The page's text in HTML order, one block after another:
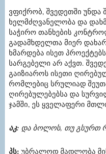
ვფიქრობ, შვედეთში უნდა
ხელმძღვანელობა და
საჭირო თანხების
გადამხდელთა მიერ
ხმარდება ისეთ
სარგებელი არ აქვთ.
გაიზიაროს ისეთი
რომლებიც სრულიად
ღირებულებებსა და
ჯამში, ეს ყველაფერი
აკ: და ბოლოს, თუ გსურთ
პს: უბრალოდ მადლობა